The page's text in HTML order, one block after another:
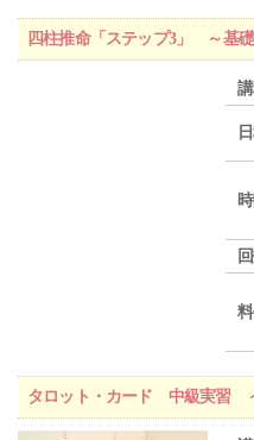
四柱推命「ステップ3」 ～基
タロット・カード 中級実習